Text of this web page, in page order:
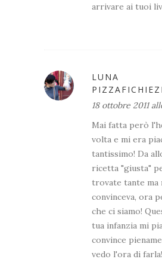
arrivare ai tuoi
LUNA
18 ottobre 2011
Mai fatta però
volta e mi era
tantissimo! Da
ricetta "giusta"
trovate tante ma
convinceva, ora
che ci siamo!
tua infanzia mi
convince
vedo l'ora di